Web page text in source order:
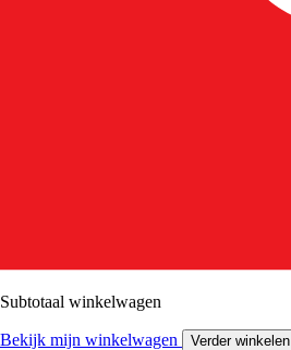
Subtotaal winkelwagen
Bekijk mijn winkelwagen Verder winkelen